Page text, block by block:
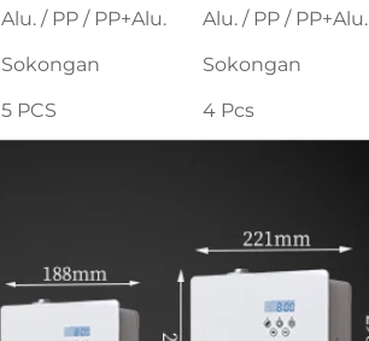
Alu. / PP / PP+Alu. Alu. / PP / PP+Alu.
Sokongan Sokongan
5 PCS 4 Pcs